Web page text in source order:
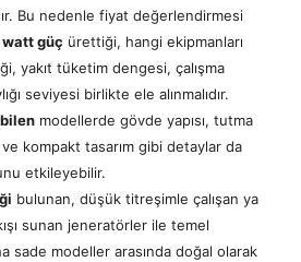
Bu nedenle fiyat değerlendirmesi
güç ürettiği, hangi ekipmanları
yakıt tüketim dengesi, çalışma
seviyesi birlikte ele alınmalıdır.
modellerde gövde yapısı, tutma
kompakt tasarım gibi detaylar da
etkileyebilir.
bulunan, düşük titreşimle çalışan ya
sunan jeneratörler ile temel
sade modeller arasında doğal olarak